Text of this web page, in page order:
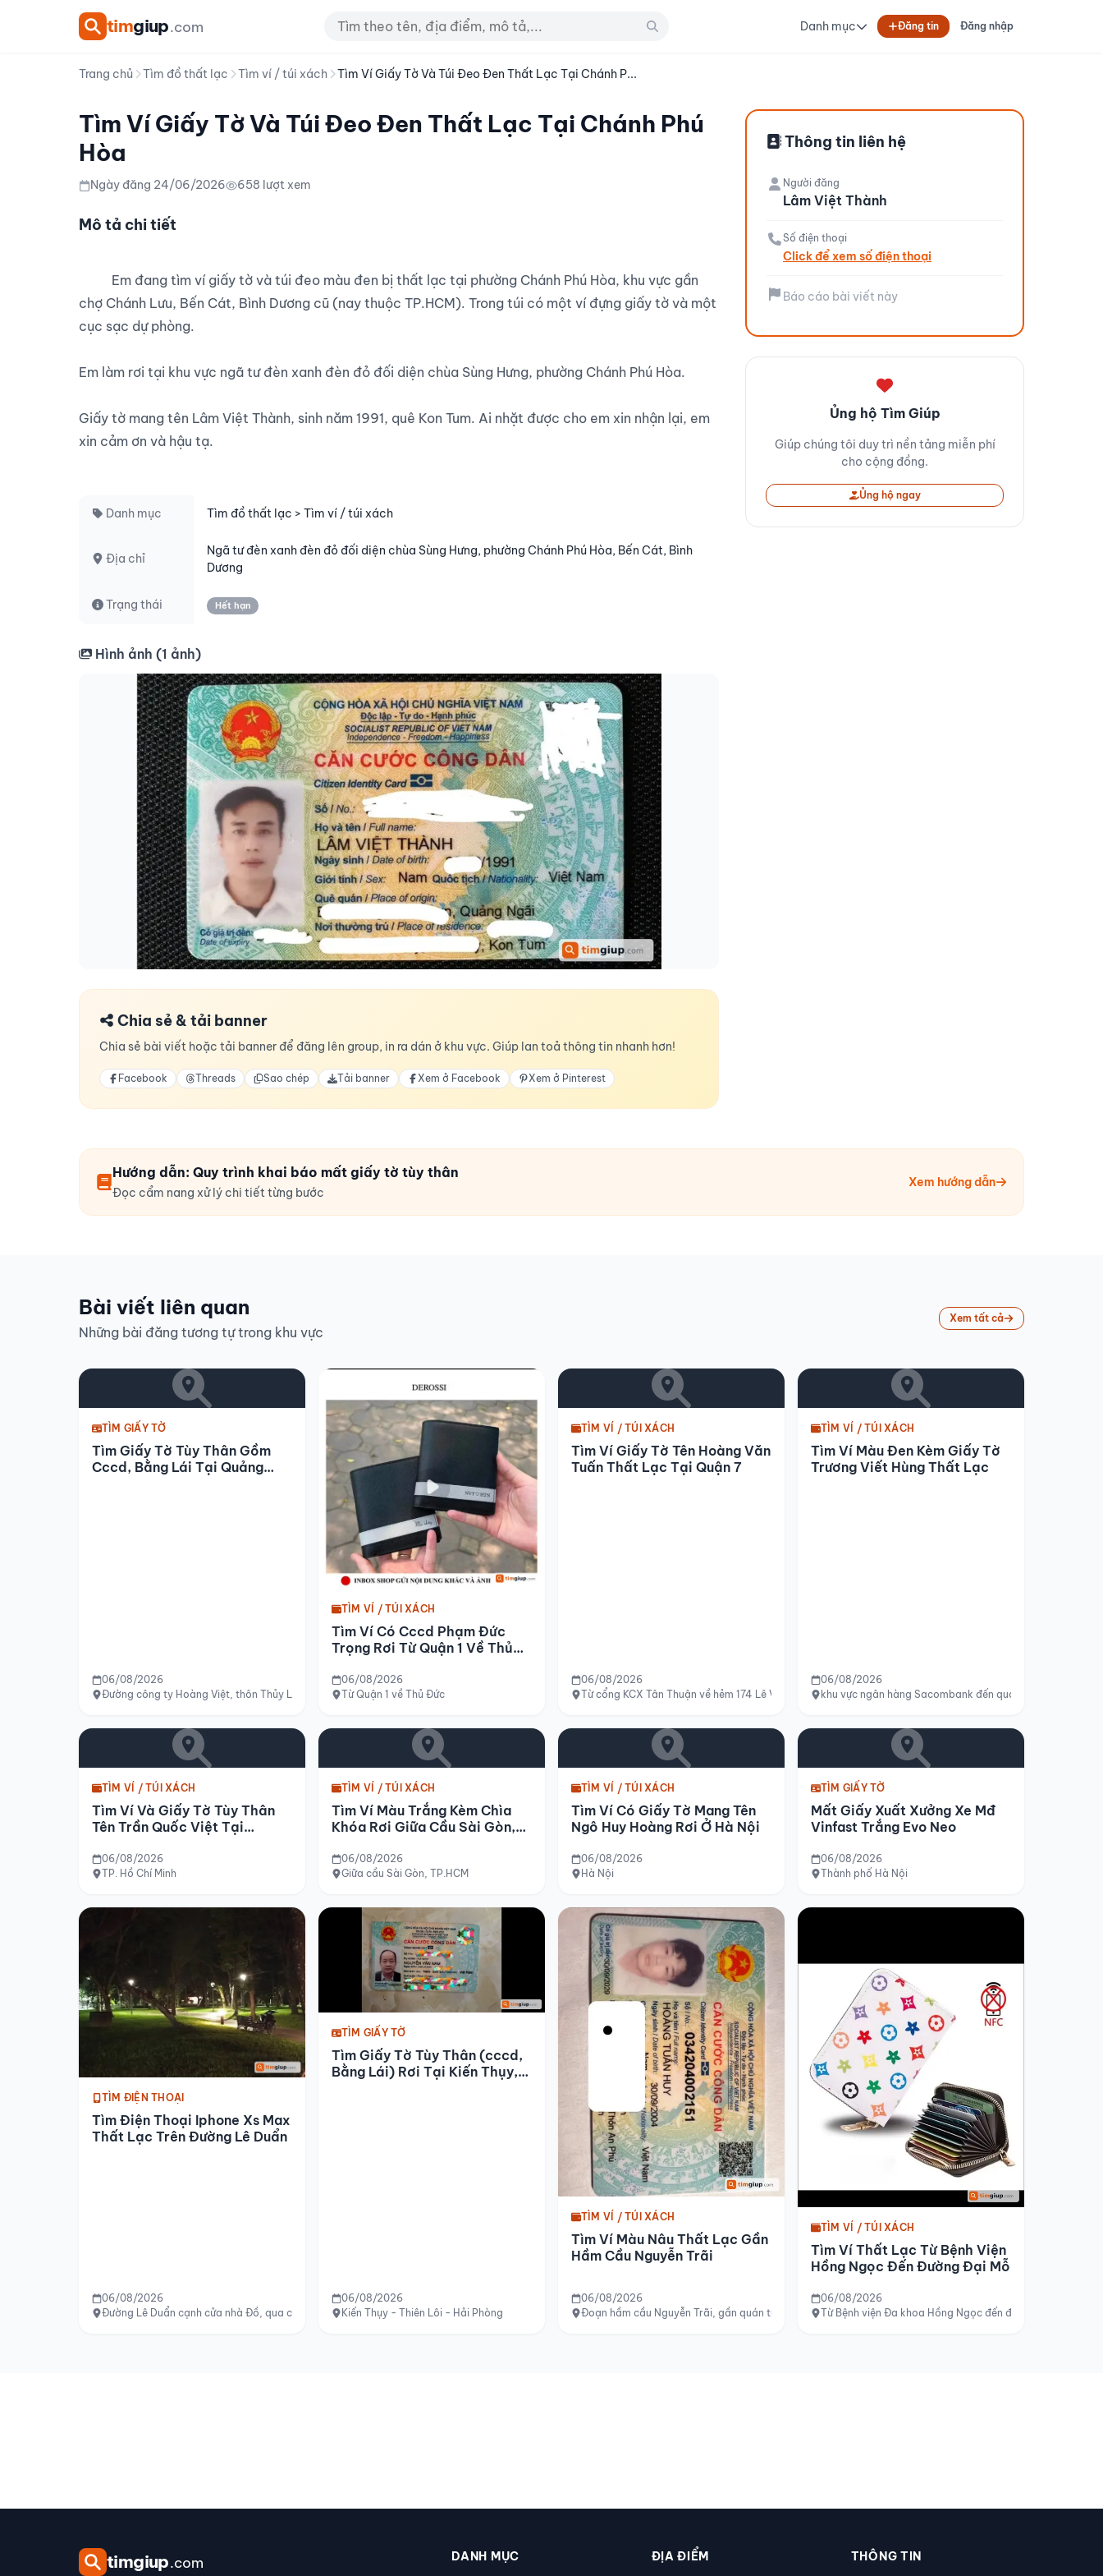
timgiup.com Danh mục Đăng tin Đăng nhập
Trang chủ Tìm đồ thất lạc Tìm ví / túi xách Tìm Ví Giấy Tờ Và Túi Đeo Đen Thất Lạc Tại Chánh P...
Tìm Ví Giấy Tờ Và Túi Đeo Đen Thất Lạc Tại Chánh Phú
Hòa
Ngày đăng 24/06/2026 658 lượt xem
Mô tả chi tiết
chợ Chánh Lưu, Bến Cát, Bình Dương cũ (nay thuộc TP.HCM). Trong túi có một ví đựng giấy tờ và một
cục sạc dự phòng.
Em làm rơi tại khu vực ngã tư đèn xanh đèn đỏ đối diện chùa Sùng Hưng, phường Chánh Phú Hòa.
Giấy tờ mang tên Lâm Việt Thành, sinh năm 1991, quê Kon Tum. Ai nhặt được cho em xin nhận lại, em
xin cảm ơn và hậu tạ.
Danh mục Tìm đồ thất lạc > Tìm ví / túi xách
Địa chỉ
Ngã tư đèn xanh đèn đỏ đối diện chùa Sùng Hưng, phường Chánh Phú Hòa, Bến Cát, Bình
Dương
Trạng thái Hết hạn
Hình ảnh (1 ảnh)
Chia sẻ & tải banner
Chia sẻ bài viết hoặc tải banner để đăng lên group, in ra dán ở khu vực. Giúp lan toả thông tin nhanh hơn!
Facebook Threads Sao chép Tải banner Xem ở Facebook Xem ở Pinterest
Thông tin liên hệ
Người đăng
Lâm Việt Thành
Số điện thoại
Click để xem số điện thoại
Báo cáo bài viết này
Ủng hộ Tìm Giúp
Giúp chúng tôi duy trì nền tảng miễn phí
cho cộng đồng.
Ủng hộ ngay
Hướng dẫn: Quy trình khai báo mất giấy tờ tùy thân
Đọc cẩm nang xử lý chi tiết từng bước
Xem hướng dẫn
Bài viết liên quan
Những bài đăng tương tự trong khu vực
Xem tất cả
TÌM GIẤY TỜ
Tìm Giấy Tờ Tùy Thân Gồm
Cccd, Bằng Lái Tại Quảng
06/08/2026
Đường công ty Hoàng Việt, thôn Thủy Lập, xã Quảng Lợi, huyện Quảng Điền, tỉnh Thừa Thiên Huế
TÌM VÍ / TÚI XÁCH
Tìm Ví Có Cccd Phạm Đức
Trọng Rơi Từ Quận 1 Về Thủ
06/08/2026
Từ Quận 1 về Thủ Đức
TÌM VÍ / TÚI XÁCH
Tìm Ví Giấy Tờ Tên Hoàng Văn
Tuấn Thất Lạc Tại Quận 7
06/08/2026
Từ cổng KCX Tân Thuận về hẻm 174 Lê Văn Lương, phường Tân Hưng, Quận 7, Hồ Chí Minh
TÌM VÍ / TÚI XÁCH
Tìm Ví Màu Đen Kèm Giấy Tờ
Trương Viết Hùng Thất Lạc
06/08/2026
khu vực ngân hàng Sacombank đến quán cà phê Vị Xưa
TÌM VÍ / TÚI XÁCH
Tìm Ví Và Giấy Tờ Tùy Thân
Tên Trần Quốc Việt Tại
06/08/2026
TP. Hồ Chí Minh
TÌM VÍ / TÚI XÁCH
Tìm Ví Màu Trắng Kèm Chìa
Khóa Rơi Giữa Cầu Sài Gòn,
06/08/2026
Giữa cầu Sài Gòn, TP.HCM
TÌM VÍ / TÚI XÁCH
Tìm Ví Có Giấy Tờ Mang Tên
Ngô Huy Hoàng Rơi Ở Hà Nội
06/08/2026
Hà Nội
TÌM GIẤY TỜ
Mất Giấy Xuất Xưởng Xe Mđ
Vinfast Trắng Evo Neo
06/08/2026
Thành phố Hà Nội
TÌM ĐIỆN THOẠI
Tìm Điện Thoại Iphone Xs Max
Thất Lạc Trên Đường Lê Duẩn
06/08/2026
Đường Lê Duẩn cạnh cửa nhà Đồ, qua cầu Phú Xuân, đường Hà Nội
TÌM GIẤY TỜ
Tìm Giấy Tờ Tùy Thân (cccd,
Bằng Lái) Rơi Tại Kiến Thụy,
06/08/2026
Kiến Thụy - Thiên Lôi - Hải Phòng
TÌM VÍ / TÚI XÁCH
Tìm Ví Màu Nâu Thất Lạc Gần
Hầm Cầu Nguyễn Trãi
06/08/2026
Đoạn hầm cầu Nguyễn Trãi, gần quán trà sữa Đô Đô
TÌM VÍ / TÚI XÁCH
Tìm Ví Thất Lạc Từ Bệnh Viện
Hồng Ngọc Đến Đường Đại Mỗ
06/08/2026
Từ Bệnh viện Đa khoa Hồng Ngọc đến đường Đại Mỗ
timgiup.com DANH MỤC ĐỊA ĐIỂM THÔNG TIN